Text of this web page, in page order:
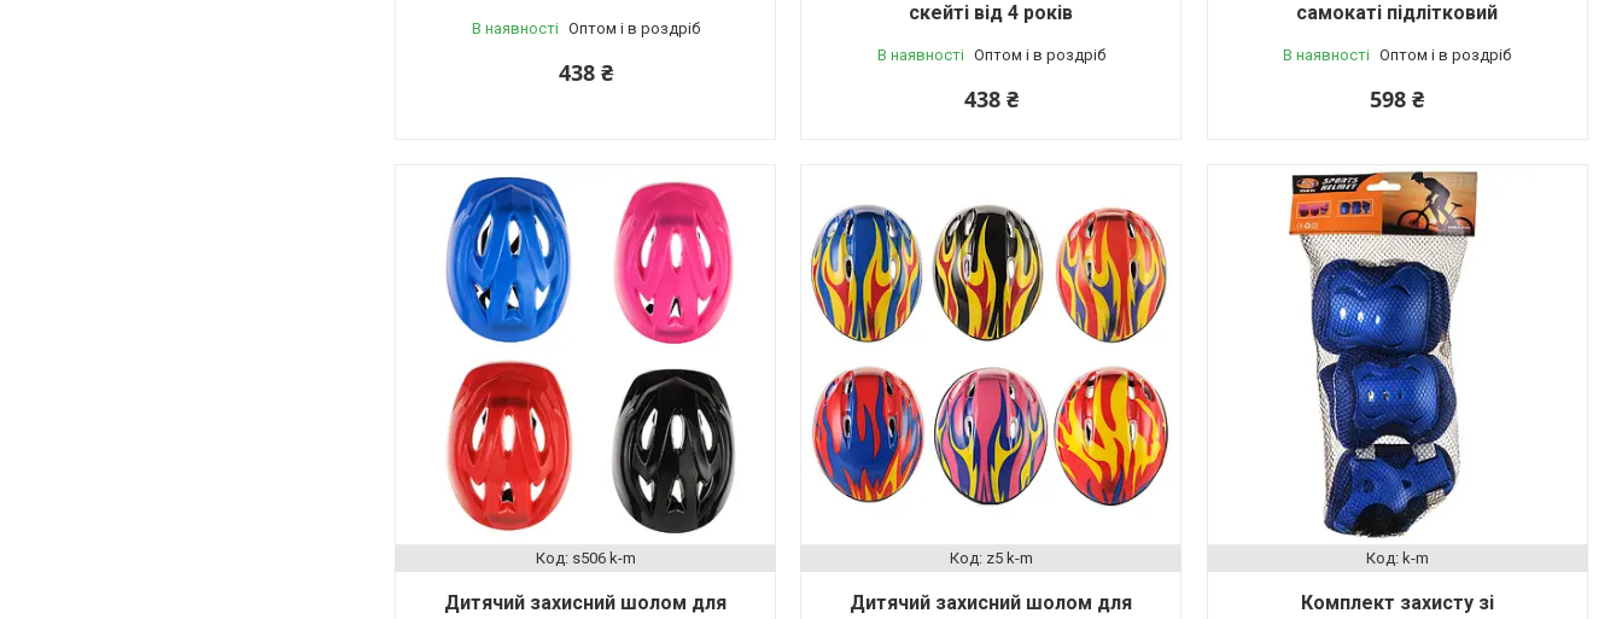
В наявності Оптом і в роздріб
438 ₴
скейті від 4 років
В наявності Оптом і в роздріб
438 ₴
самокаті підлітковий
В наявності Оптом і в роздріб
598 ₴
s506 k-m
Дитячий захисний шолом для
z5 k-m
Дитячий захисний шолом для
k-m
Комплект захисту зі